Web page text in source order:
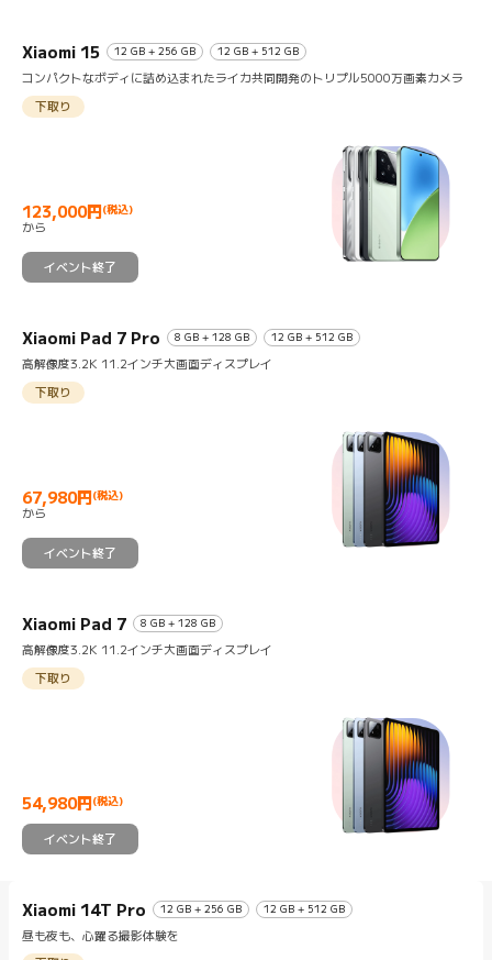
Xiaomi 15 12 GB + 256 GB 12 GB + 512 GB
コンパクトなボディに詰め込まれたライカ共同開発のトリプル5000万画素カメラ
下取り
123,000円 (税込)
Current Price 円123000
から
イベント終了
Xiaomi Pad 7 Pro 8 GB + 128 GB 12 GB + 512 GB
高解像度3.2K 11.2インチ大画面ディスプレイ
下取り
67,980円 (税込)
Current Price 円67980
から
イベント終了
Xiaomi Pad 7 8 GB + 128 GB
高解像度3.2K 11.2インチ大画面ディスプレイ
下取り
54,980円 (税込)
Current Price 円54980
イベント終了
Xiaomi 14T Pro 12 GB + 256 GB 12 GB + 512 GB
昼も夜も、心躍る撮影体験を